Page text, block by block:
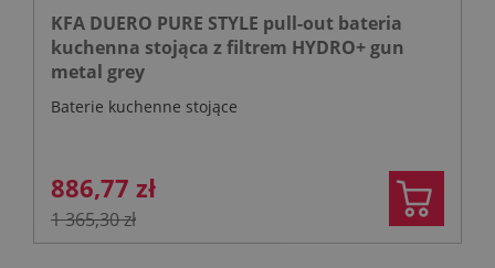
KFA DUERO PURE STYLE pull-out bateria
kuchenna stojąca z filtrem HYDRO+ gun
metal grey
Baterie kuchenne stojące
886,77 zł
1 365,30 zł